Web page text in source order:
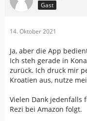
Gast
14. Oktober 2021
Ja, aber die App
Ich steh gerade in
zurück. Ich druck mir
Kroatien aus, nutze
Vielen Dank jedenfalls
Rezi bei Amazon folgt.